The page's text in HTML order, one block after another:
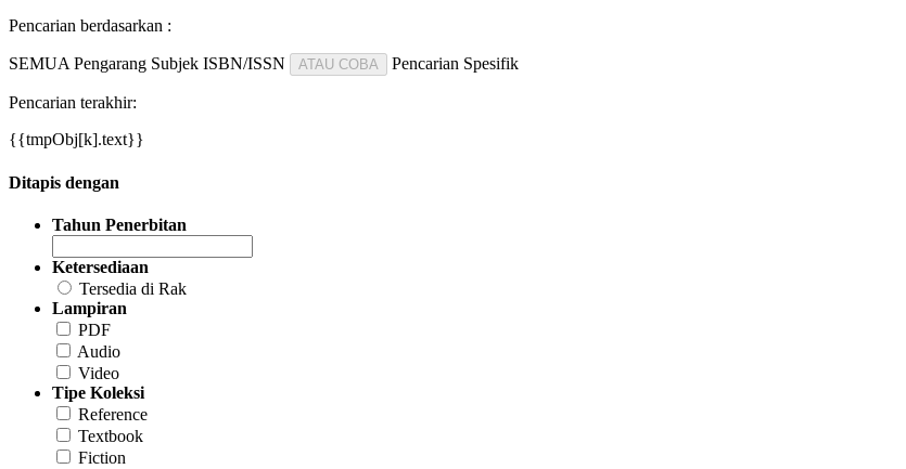
Pencarian berdasarkan :
SEMUA Pengarang Subjek ISBN/ISSN ATAU COBA Pencarian Spesifik
Pencarian terakhir:
{{tmpObj[k].text}}
Ditapis dengan
Tahun Penerbitan
Ketersediaan
Tersedia di Rak
Lampiran
PDF
Audio
Video
Tipe Koleksi
Reference
Textbook
Fiction